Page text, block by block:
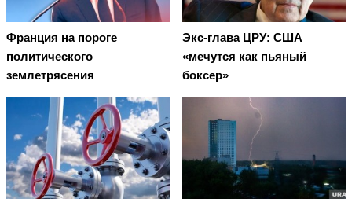
Франция на пороге
политического
землетрясения
Экс-глава ЦРУ: США
«мечутся как пьяный
боксер»